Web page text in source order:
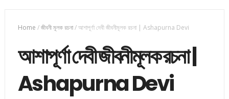
Home /জীবনী মূলক রচনা/আশাপূর্ণা দেবী জীবনীমূলক রচনা | Ashapurna Devi
আশাপূর্ণা দেবী জীবনীমূলক রচনা |
Ashapurna Devi